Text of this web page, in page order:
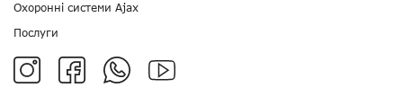
Охоронні системи Ajax
Послуги